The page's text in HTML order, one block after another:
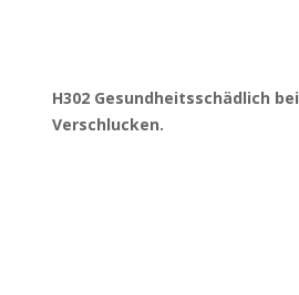
H302 Gesundheitsschädlich bei
Verschlucken.